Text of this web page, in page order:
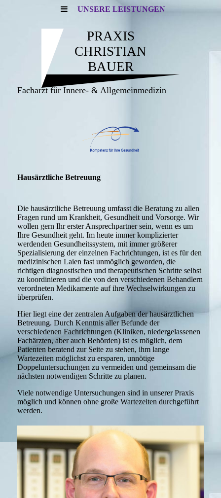
UNSERE LEISTUNGEN
PRAXIS
CHRISTIAN
BAUER
Facharzt für Innere- & Allgemein­medizin
Hausärztliche Betreuung
Die hausärztliche Betreuung umfasst die Beratung zu allen
Fragen rund um Krankheit, Gesundheit und Vorsorge. Wir
wollen gern Ihr erster Ansprechpartner sein, wenn es um
Ihre Gesundheit geht. Im heute immer komplizierter
werdenden Gesundheitssystem, mit immer größerer
Spezialisierung der einzelnen Fachrichtungen, ist es für den
medizinischen Laien fast unmöglich geworden, die
richtigen diagnostischen und therapeutischen Schritte selbst
zu koordinieren und die von den verschiedenen Behandlern
verordneten Medikamente auf ihre Wechselwirkungen zu
überprüfen.
Hier liegt eine der zentralen Aufgaben der hausärztlichen
Betreuung. Durch Kenntnis aller Befunde der
verschiedenen Fachrichtungen (Kliniken, niedergelassenen
Fachärzten, aber auch Behörden) ist es möglich, dem
Patienten beratend zur Seite zu stehen, ihm lange
Wartezeiten möglichst zu ersparen, unnötige
Doppeluntersuchungen zu vermeiden und gemeinsam die
nächsten notwendigen Schritte zu planen.
Viele notwendige Untersuchungen sind in unserer Praxis
möglich und können ohne große Wartezeiten durchgeführt
werden.